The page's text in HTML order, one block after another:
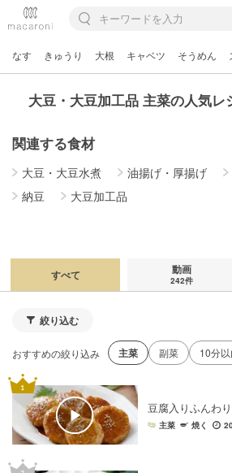
なす きゅうり 大根 キャベツ そうめん
大豆・大豆加工品 主菜の人気レ
関連する食材
大豆・大豆水煮 油揚げ・厚揚げ
納豆
大豆加工品
すべて 動画
242件
絞り込む
おすすめの絞り込み 主菜 副菜 10分
豆腐入りふんわ
主菜 焼く